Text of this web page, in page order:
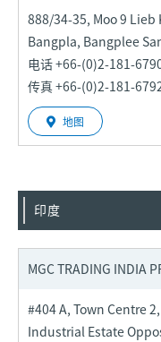
888/34-35, Moo 9
Bangpla, Bangplee
电话 +66-(0)2-181-
传真 +66-(0)2-181-
地图
印度
MGC TRADING INDIA
#404 A, Town Centre
Industrial Estate